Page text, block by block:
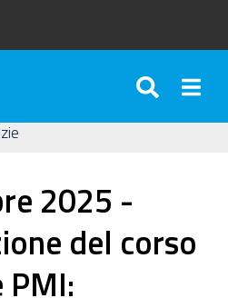
2025 -
del corso
PMI: